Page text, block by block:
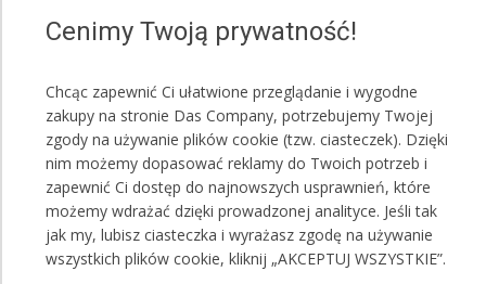
Zielony
Niebieski
UWAGA!
Jeden namiot może posiadać różne kolory maskownic.
Przykładowa treść wiadomości do sprzedającego:
,,Proszę o przesłanie maskownic koloru
Cenimy Twoją prywatność!
Chcąc zapewnić Ci ułatwione przeglądanie i wygodne
zakupy na stronie Das Company, potrzebujemy Twojej
zgody na używanie plików cookie (tzw. ciasteczek). Dzięki
nim możemy dopasować reklamy do Twoich potrzeb i
zapewnić Ci dostęp do najnowszych usprawnień, które
możemy wdrażać dzięki prowadzonej analityce. Jeśli tak
jak my, lubisz ciasteczka i wyrażasz zgodę na używanie
wszystkich plików cookie, kliknij „AKCEPTUJ WSZYSTKIE”.